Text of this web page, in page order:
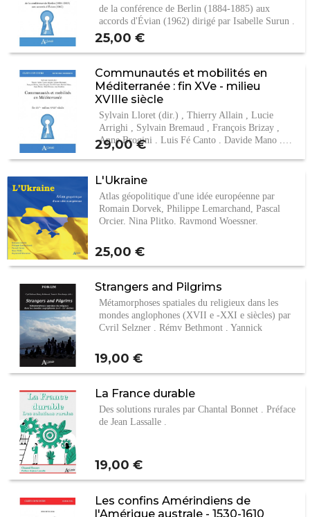
de la conférence de Berlin (1884-1885) aux
accords d'Évian (1962) dirigé par Isabelle Surun .
Prix
25,00 €
Communautés et mobilités en
Méditerranée : fin XVe - milieu
XVIIIe siècle
Sylvain Lloret (dir.) , Thierry Allain , Lucie
Arrighi , Sylvain Bremaud , François Brizay ,
Anne Brogini , Luis Fé Canto , Davide Mano ,…
Prix
29,00 €
L'Ukraine
Atlas géopolitique d'une idée européenne par
Romain Dorvek, Philippe Lemarchand, Pascal
Orcier, Nina Plitko, Raymond Woessner.
Prix
25,00 €
Strangers and Pilgrims
Métamorphoses spatiales du religieux dans les
mondes anglophones (XVII e -XXI e siècles) par
Cyril Selzner , Rémy Bethmont , Yannick
Prix
19,00 €
La France durable
Des solutions rurales par Chantal Bonnet . Préface
de Jean Lassalle .
Prix
19,00 €
Les confins Amérindiens de
l'Amérique australe - 1530-1610